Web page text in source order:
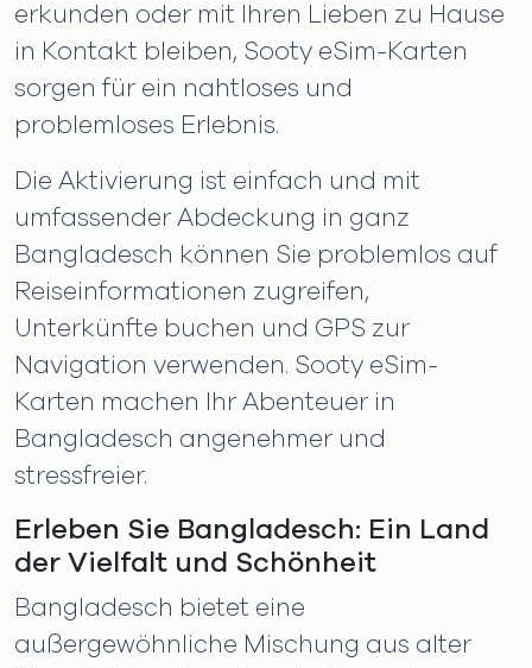
erkunden oder mit Ihren Lieben zu Hause
in Kontakt bleiben, Sooty eSim-Karten
sorgen für ein nahtloses und
problemloses Erlebnis.
Die Aktivierung ist einfach und mit
umfassender Abdeckung in ganz
Bangladesch können Sie problemlos auf
Reiseinformationen zugreifen,
Unterkünfte buchen und GPS zur
Navigation verwenden. Sooty eSim-
Karten machen Ihr Abenteuer in
Bangladesch angenehmer und
stressfreier.
Erleben Sie Bangladesch: Ein Land
der Vielfalt und Schönheit
Bangladesch bietet eine
außergewöhnliche Mischung aus alter